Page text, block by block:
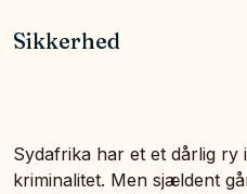
Sikkerhed
Sydafrika har et et dårlig
kriminalitet. Men sjældent